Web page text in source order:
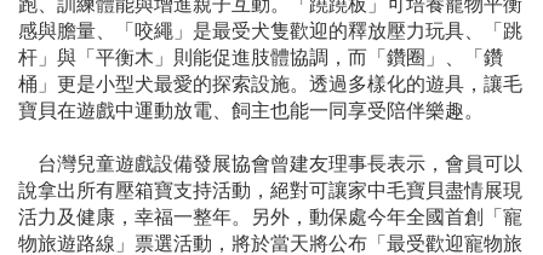
跑、訓練體能與增進親子互動。「蹺蹺板」可培養寵物平衡
感與膽量、「咬繩」是最受犬隻歡迎的釋放壓力玩具、「跳
杆」與「平衡木」則能促進肢體協調，而「鑽圈」、「鑽
桶」更是小型犬最愛的探索設施。透過多樣化的遊具，讓毛
寶貝在遊戲中運動放電、飼主也能一同享受陪伴樂趣。
台灣兒童遊戲設備發展協會曾建友理事長表示，會員可以
說拿出所有壓箱寶支持活動，絕對可讓家中毛寶貝盡情展現
活力及健康，幸福一整年。另外，動保處今年全國首創「寵
物旅遊路線」票選活動，將於當天將公布「最受歡迎寵物旅